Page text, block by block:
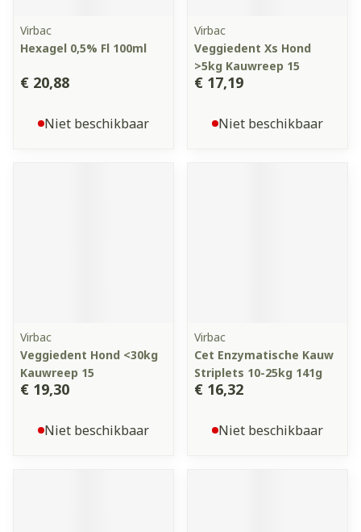
Virbac
Hexagel 0,5% Fl 100ml
€ 20,88
Niet beschikbaar
Virbac
Veggiedent Xs Hond
>5kg Kauwreep 15
€ 17,19
Niet beschikbaar
Virbac
Veggiedent Hond <30kg
Kauwreep 15
€ 19,30
Niet beschikbaar
Virbac
Cet Enzymatische Kauw
Striplets 10-25kg 141g
€ 16,32
Niet beschikbaar